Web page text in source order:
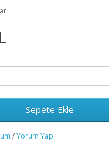
Sepete Ekle
/Yorum Yap